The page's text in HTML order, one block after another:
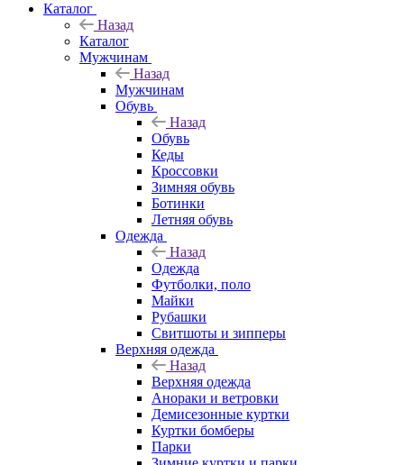
Каталог
Назад
Каталог
Мужчинам
Назад
Мужчинам
Обувь
Назад
Обувь
Кеды
Кроссовки
Зимняя обувь
Ботинки
Летняя обувь
Одежда
Назад
Одежда
Футболки, поло
Майки
Рубашки
Свитшоты и зипперы
Верхняя одежда
Назад
Верхняя одежда
Анораки и ветровки
Демисезонные куртки
Куртки бомберы
Парки